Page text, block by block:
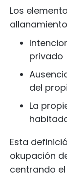
Los
privado
del
La
Esta
okupación
centrando